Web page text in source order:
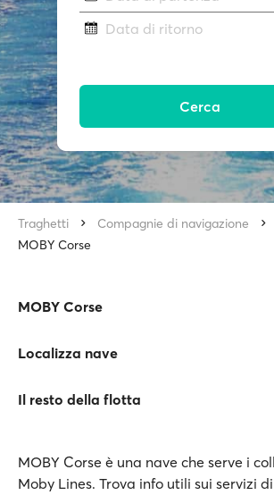
Data di ritorno
Cerca
Traghetti Compagnie di navigazione
MOBY Corse
MOBY Corse
Localizza nave
Il resto della flotta
MOBY Corse è una nave che serve i
Moby Lines. Trova info utili sui servizi